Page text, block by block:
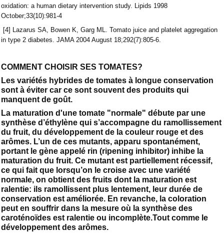
oxidation: a human dietary intervention study. Lipids 1998
October;33(10):981-4
[4] Lazarus SA, Bowen K, Garg ML. Tomato juice and platelet aggregation
in type 2 diabetes. JAMA 2004 August 18;292(7):805-6.
COMMENT CHOISIR SES TOMATES?
Les variétés hybrides de tomates à longue conservation
sont à éviter car ce sont souvent des produits qui
manquent de goût.
La maturation d'une tomate "normale" débute par une
synthèse d’éthylène qui s’accompagne du ramollissement
du fruit, du développement de la couleur rouge et des
arômes. L’un de ces mutants, apparu spontanément,
portant le gène appelé rin (ripening inhibitor) inhibe la
maturation du fruit. Ce mutant est partiellement récessif,
ce qui fait que lorsqu’on le croise avec une variété
normale, on obtient des fruits dont la maturation est
ralentie: ils ramollissent plus lentement, leur durée de
conservation est améliorée. En revanche, la coloration
peut en souffrir dans la mesure où la synthèse des
caroténoïdes est ralentie ou incomplète.Tout comme le
développement des arômes.